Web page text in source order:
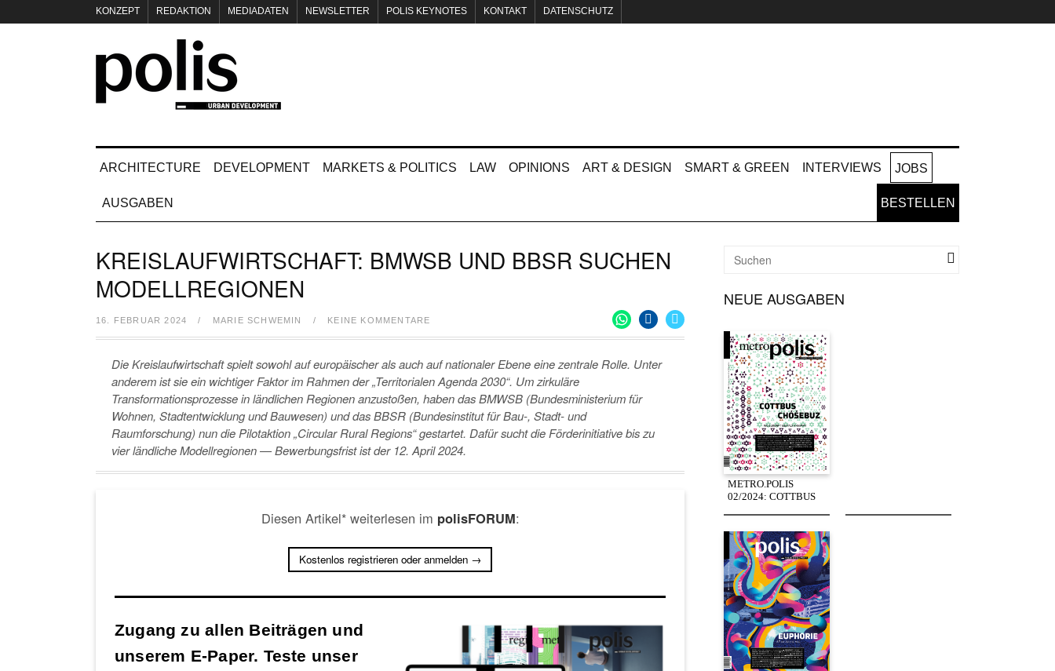
KONZEPT REDAKTION MEDIADATEN NEWSLETTER POLIS KEYNOTES KONTAKT DATENSCHUTZ
ARCHITECTURE DEVELOPMENT MARKETS & POLITICS LAW OPINIONS ART & DESIGN SMART & GREEN INTERVIEWS JOBS
AUSGABEN BESTELLEN
KREISLAUFWIRTSCHAFT: BMWSB UND BBSR SUCHEN
MODELLREGIONEN
16. FEBRUAR 2024 / MARIE SCHWEMIN / KEINE KOMMENTARE
Die Kreislaufwirtschaft spielt sowohl auf europäischer als auch auf nationaler Ebene eine zentrale Rolle. Unter
anderem ist sie ein wichtiger Faktor im Rahmen der „Territorialen Agenda 2030“. Umzirkuläre
Transformationsprozesse in ländlichen Regionen anzustoßen, haben das BMWSB (Bundesministerium für
Wohnen, Stadtentwicklung und Bauwesen) und das BBSR (Bundesinstitut für Bau-, Stadt- und
Raumforschung) nun die Pilotaktion „Circular Rural Regions“ gestartet. Dafür sucht die Förderinitiative bis zu
vier ländliche Modellregionen — Bewerbungsfrist ist der 12. April 2024.
Diesen Artikel* weiterlesen im polisFORUM:
Kostenlos registrieren oder anmelden →
Zugang zu allen Beiträgen und
unserem E-Paper. Teste unser
NEUE AUSGABEN
METRO.POLIS
02/2024: COTTBUS